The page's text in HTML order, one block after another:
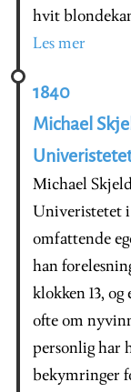
hvit
Les mer
1840
Michael
Michael
Univeristetet i
omfattende
han
klokken 13,
ofte om
personlig har
bekymringer